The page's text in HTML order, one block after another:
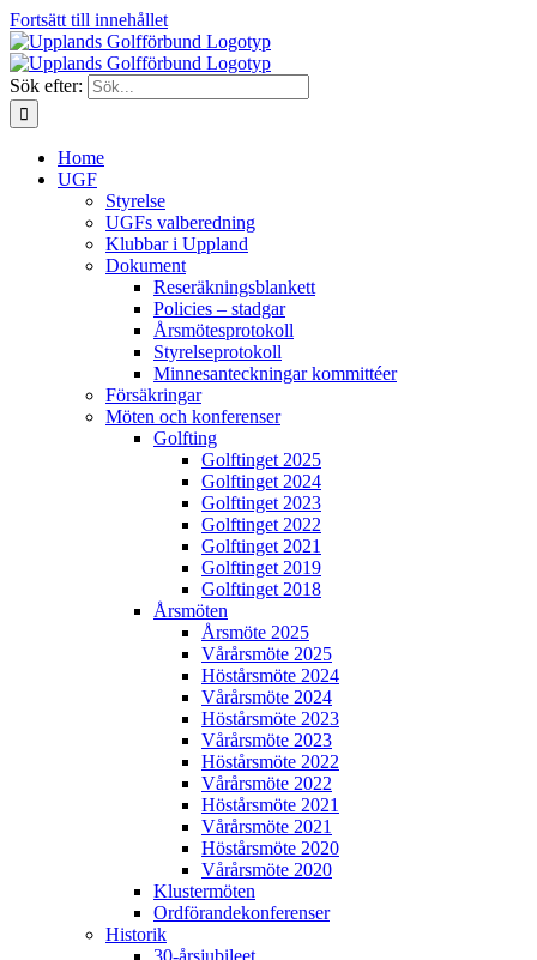
Fortsätt till innehållet
Sök efter:
Home
UGF
Styrelse
UGFs valberedning
Klubbar i Uppland
Dokument
Reseräkningsblankett
Policies – stadgar
Årsmötesprotokoll
Styrelseprotokoll
Minnesanteckningar kommittéer
Försäkringar
Möten och konferenser
Golfting
Golftinget 2025
Golftinget 2024
Golftinget 2023
Golftinget 2022
Golftinget 2021
Golftinget 2019
Golftinget 2018
Årsmöten
Årsmöte 2025
Vårårsmöte 2025
Höstårsmöte 2024
Vårårsmöte 2024
Höstårsmöte 2023
Vårårsmöte 2023
Höstårsmöte 2022
Vårårsmöte 2022
Höstårsmöte 2021
Vårårsmöte 2021
Höstårsmöte 2020
Vårårsmöte 2020
Klustermöten
Ordförandekonferenser
Historik
30-årsjubileet